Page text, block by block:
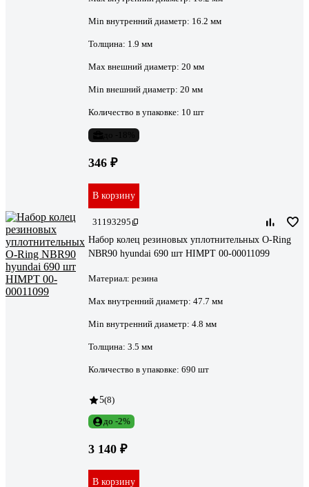
Min внутренний диаметр: 16.2 мм
Толщина: 1.9 мм
Мах внешний диаметр: 20 мм
Min внешний диаметр: 20 мм
Количество в упаковке: 10 шт
346 ₽
В корзину
31193295
Набор колец резиновых уплотнительных O-Ring
NBR90 hyundai 690 шт HIMPT 00-00011099
Материал: резина
Max внутренний диаметр: 47.7 мм
Min внутренний диаметр: 4.8 мм
Толщина: 3.5 мм
Количество в упаковке: 690 шт
5(8)
до -2%
3 140 ₽
В корзину